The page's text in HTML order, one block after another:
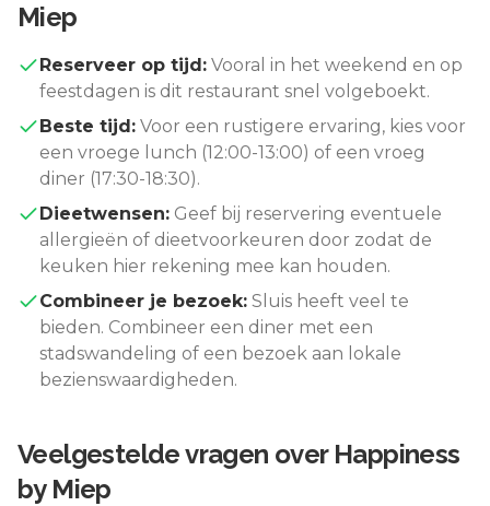
Miep
Reserveer op tijd: Vooral in het weekend en op
feestdagen is dit restaurant snel volgeboekt.
Beste tijd: Voor een rustigere ervaring, kies voor
een vroege lunch (12:00-13:00) of een vroeg
diner (17:30-18:30).
Dieetwensen: Geef bij reservering eventuele
allergieën of dieetvoorkeuren door zodat de
keuken hier rekening mee kan houden.
Combineer je bezoek: Sluis heeft veel te
bieden. Combineer een diner met een
stadswandeling of een bezoek aan lokale
bezienswaardigheden.
Veelgestelde vragen over Happiness
by Miep